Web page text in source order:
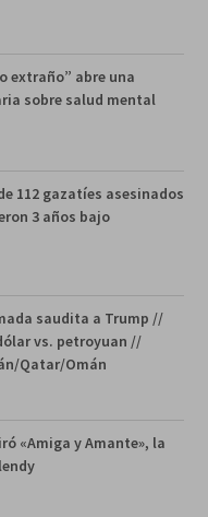
extraño” abre una
sobre salud mental
112 gazatíes asesinados
3 años bajo
saudita a Trump //
vs. petroyuan //
Qatar/Omán
«Amiga y Amante», la